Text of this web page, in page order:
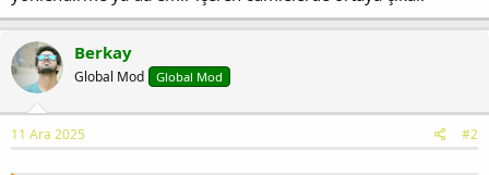
Berkay
Global Mod Global Mod
11 Ara 2025 #2